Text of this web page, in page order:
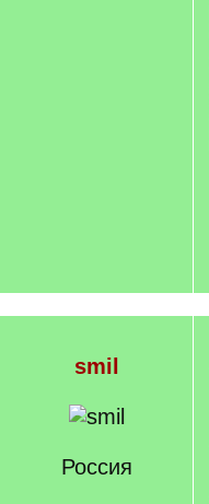
smil
Россия